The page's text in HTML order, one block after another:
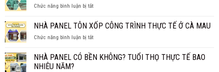
TRẦN
THỐNG?
4
GIA
NHỎ
NHANH
Chức năng bình luận bị tắtở
XPS
CÁCH
ÂM
SÀN,
NHÀ PANEL TÔN XỐP CÔNG TRÌNH THỰC TẾ Ở CÀ MAU
Chức năng bình luận bị tắtở
PANEL
TÔN
NHÀ PANEL CÓ BỀN KHÔNG? TUỔI THỌ THỰC TẾ BAO
NHIÊU NĂM?